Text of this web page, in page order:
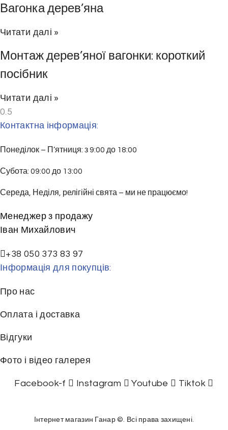
Вагонка дерев’яна
Читати далі »
Монтаж дерев’яної вагонки: короткий
посібник
Читати далі »
Контактна інформація:
Понеділок – П’ятниця: з 9:00 до 18:00
Субота: 09:00 до 13:00
Середа, Неділя, релігійні свята – ми не працюємо!
Менеджер з продажу
Іван Михайлович
+38 050 373 83 97
Інформація для покупців:
Про нас
Оплата і доставка
Відгуки
Фото і відео галерея
Facebook-f Instagram Youtube Tiktok
Інтернет магазин Ганар ©. Всі права захищені.